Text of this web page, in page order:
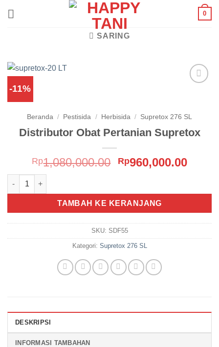
0
SARING
-11%
Beranda / Pestisida / Herbisida / Supretox 276 SL
Distributor Obat Pertanian Supretox
Rp1,080,000.00 Harga
Rp1,080,000.00.
Rp960,000.00Harga
Kuantitas Distributor Obat Pertanian Supretox
TAMBAH KE KERANJANG
SKU: SDF55
Kategori: Supretox 276 SL
DESKRIPSI
INFORMASI TAMBAHAN